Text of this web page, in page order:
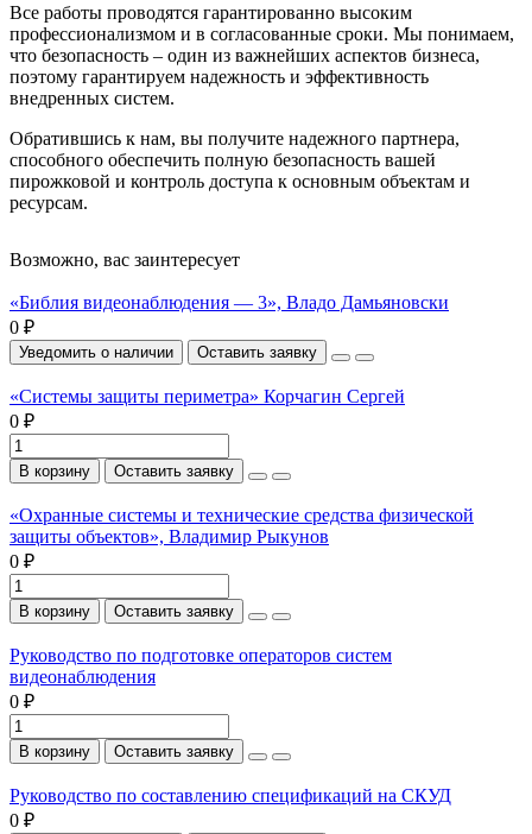
Все работы проводятся гарантированно высоким
профессионализмом и в согласованные сроки. Мы понимаем,
что безопасность – один из важнейших аспектов бизнеса,
поэтому гарантируем надежность и эффективность
внедренных систем.
Обратившись к нам, вы получите надежного партнера,
способного обеспечить полную безопасность вашей
пирожковой и контроль доступа к основным объектам и
ресурсам.
Возможно, вас заинтересует
«Библия видеонаблюдения — 3», Владо Дамьяновски
0 ₽
Уведомить о наличии Оставить заявку
«Системы защиты периметра» Корчагин Сергей
0 ₽
В корзину Оставить заявку
«Охранные системы и технические средства физической
защиты объектов», Владимир Рыкунов
0 ₽
В корзину Оставить заявку
Руководство по подготовке операторов систем
видеонаблюдения
0 ₽
В корзину Оставить заявку
Руководство по составлению спецификаций на СКУД
0 ₽